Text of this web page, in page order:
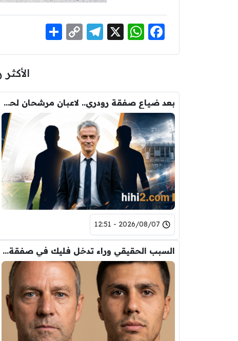
Facebook
WhatsApp
X
Telegram
Copy
بعد ضياع صفقة رودري.. لاعبان مرشحان لحل أزمة ريال مدريد
2026/08/07 - 12:51
السبب الحقيقي وراء تدخل فليك في صفقة رودري